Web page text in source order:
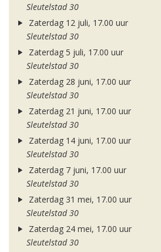
Sleutelstad 30
Zaterdag 12 juli, 17.00 uur
Sleutelstad 30
Zaterdag 5 juli, 17.00 uur
Sleutelstad 30
Zaterdag 28 juni, 17.00 uur
Sleutelstad 30
Zaterdag 21 juni, 17.00 uur
Sleutelstad 30
Zaterdag 14 juni, 17.00 uur
Sleutelstad 30
Zaterdag 7 juni, 17.00 uur
Sleutelstad 30
Zaterdag 31 mei, 17.00 uur
Sleutelstad 30
Zaterdag 24 mei, 17.00 uur
Sleutelstad 30